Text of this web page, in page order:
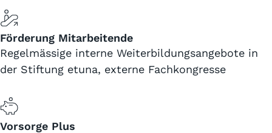
Förderung Mitarbeitende
Regelmässige interne Weiterbildungsangebote in
der Stiftung etuna, externe Fachkongresse
Vorsorge Plus